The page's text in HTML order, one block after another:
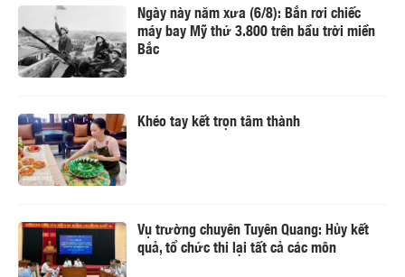
Ngày này năm xưa (6/8): Bắn rơi chiếc
máy bay Mỹ thứ 3.800 trên bầu trời miền
Bắc
Khéo tay kết trọn tâm thành
Vụ trường chuyên Tuyên Quang: Hủy kết
quả, tổ chức thi lại tất cả các môn